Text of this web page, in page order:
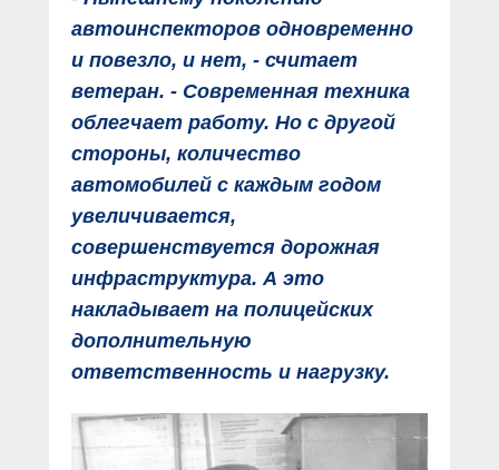
автоинспекторов одновременно
и повезло, и нет, - считает
ветеран. - Современная техника
облегчает работу. Но с другой
стороны, количество
автомобилей с каждым годом
увеличивается,
совершенствуется дорожная
инфраструктура. А это
накладывает на полицейских
дополнительную
ответственность и нагрузку.